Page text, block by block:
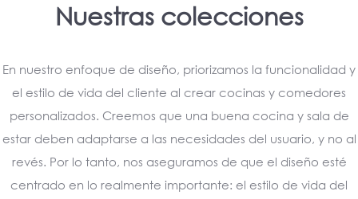
Nuestras colecciones
En nuestro enfoque de diseño, priorizamos la funcionalidad y
el estilo de vida del cliente al crear cocinas y comedores
personalizados. Creemos que una buena cocina y sala de
estar deben adaptarse a las necesidades del usuario, y no al
revés. Por lo tanto, nos aseguramos de que el diseño esté
centrado en lo realmente importante: el estilo de vida del